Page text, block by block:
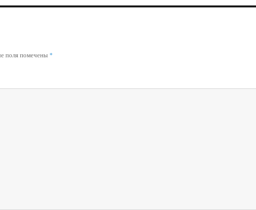
поля помечены *